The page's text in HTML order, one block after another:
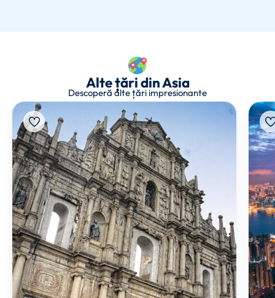
Alte țări din Asia
Descoperă alte țări impresionante